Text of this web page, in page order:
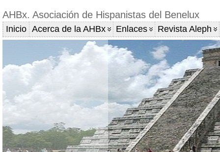
AHBx. Asociación de Hispanistas del Benelux
Inicio Acerca de la AHBx Enlaces Revista Aleph